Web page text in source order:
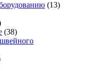
(13)
(38)